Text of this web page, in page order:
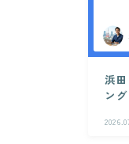
浜
ング